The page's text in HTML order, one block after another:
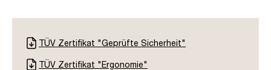
TÜV Zertifikat "Geprüfte Sicherheit"
TÜV Zertifikat "Ergonomie"